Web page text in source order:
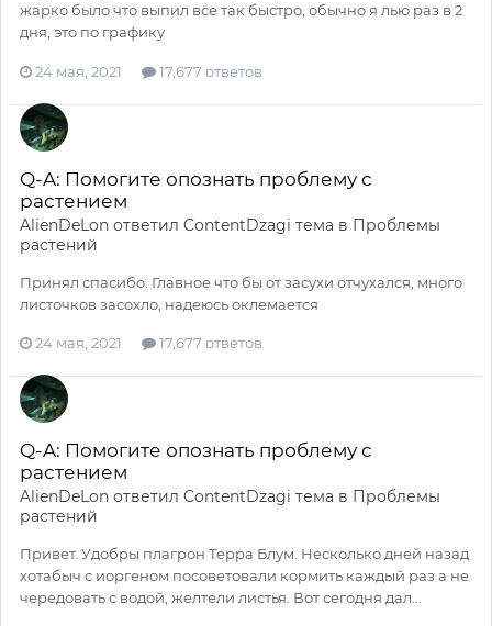
жарко было что выпил все так быстро, обычно я лью раз в 2
дня, это по графику
24 мая, 2021 17,677 ответов
Q-A: Помогите опознать проблему с
растением
AlienDeLon ответил ContentDzagi тема в Проблемы
растений
Принял спасибо. Главное что бы от засухи отчухался, много
листочков засохло, надеюсь оклемается
24 мая, 2021 17,677 ответов
Q-A: Помогите опознать проблему с
растением
AlienDeLon ответил ContentDzagi тема в Проблемы
растений
Привет. Удобры плагрон Терра Блум. Несколько дней назад
хотабыч с иоргеном посоветовали кормить каждый раз а не
чередовать с водой, желтели листья. Вот сегодня дал...